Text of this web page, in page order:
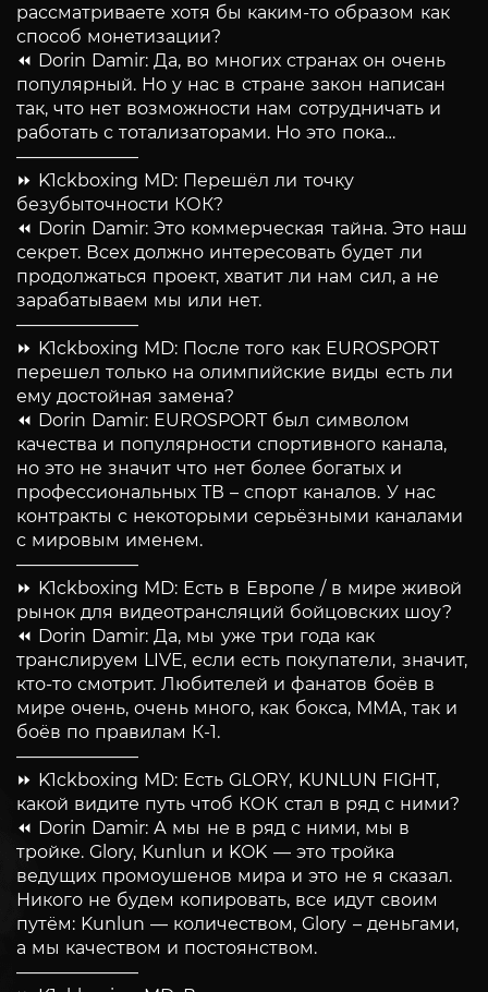
рассматриваете хотя бы каким-то образом как
способ монетизации?
⏪ Dorin Damir: Да, во многих странах он очень
популярный. Но у нас в стране закон написан
так, что нет возможности нам сотрудничать и
работать с тотализаторами. Но это пока…
———————
⏩ K1ckboxing MD: Перешёл ли точку
безубыточности КОК?
⏪ Dorin Damir: Это коммерческая тайна. Это наш
секрет. Всех должно интересовать будет ли
продолжаться проект, хватит ли нам сил, а не
зарабатываем мы или нет.
———————
⏩ K1ckboxing MD: После того как EUROSPORT
перешел только на олимпийские виды есть ли
ему достойная замена?
⏪ Dorin Damir: EUROSPORT был символом
качества и популярности спортивного канала,
но это не значит что нет более богатых и
профессиональных ТВ – спорт каналов. У нас
контракты с некоторыми серьёзными каналами
с мировым именем.
———————
⏩ K1ckboxing MD: Есть в Европе / в мире живой
рынок для видеотрансляций бойцовских шоу?
⏪ Dorin Damir: Да, мы уже три года как
транслируем LIVE, если есть покупатели, значит,
кто-то смотрит. Любителей и фанатов боёв в
мире очень, очень много, как бокса, ММА, так и
боёв по правилам К-1.
———————
⏩ K1ckboxing MD: Есть GLORY, KUNLUN FIGHT,
какой видите путь чтоб КОК стал в ряд с ними?
⏪ Dorin Damir: А мы не в ряд с ними, мы в
тройке. Glory, Kunlun и KOK — это тройка
ведущих промоушенов мира и это не я сказал.
Никого не будем копировать, все идут своим
путём: Kunlun — количеством, Glory – деньгами,
а мы качеством и постоянством.
———————